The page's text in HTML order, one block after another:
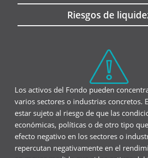
Riesgos de
Los activos del Fondo pueden
varios sectores o industrias concretos.
estar sujeto al riesgo de que las
económicas, políticas o de otro tipo
efecto negativo en los sectores o
repercutan negativamente en el